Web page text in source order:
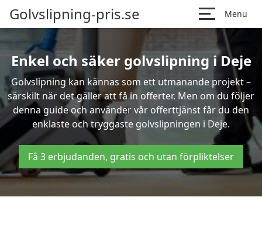
Golvslipning-pris.se Menu
Enkel och säker golvslipning i Deje
Golvslipning kan kännas som ett utmanande projekt –
särskilt när det gäller att få in offerter. Men om du följer
denna guide och använder vår offerttjänst får du den
enklaste och tryggaste golvslipningen i Deje.
Få 3 erbjudanden, gratis och utan förpliktelser